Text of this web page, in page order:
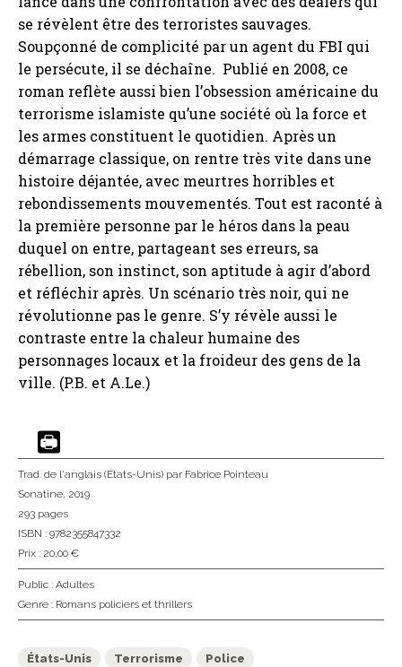
se révèlent être des terroristes sauvages.
Soupçonné de complicité par un agent du FBI qui
le persécute, il se déchaîne. Publié en 2008, ce
roman reflète aussi bien l’obsession américaine du
terrorisme islamiste qu’une société où la force et
les armes constituent le quotidien. Après un
démarrage classique, on rentre très vite dans une
histoire déjantée, avec meurtres horribles et
rebondissements mouvementés. Tout est raconté à
la première personne par le héros dans la peau
duquel on entre, partageant ses erreurs, sa
rébellion, son instinct, son aptitude à agir d’abord
et réfléchir après. Un scénario très noir, qui ne
révolutionne pas le genre. S’y révèle aussi le
contraste entre la chaleur humaine des
personnages locaux et la froideur des gens de la
ville. (P.B. et A.Le.)
Trad. de l'anglais (États-Unis) par Fabrice Pointeau
Sonatine, 2019
293 pages
ISBN : 9782355847332
Prix : 20,00 €
Public : Adultes
Genre : Romans policiers et thrillers
États-Unis Terrorisme Police